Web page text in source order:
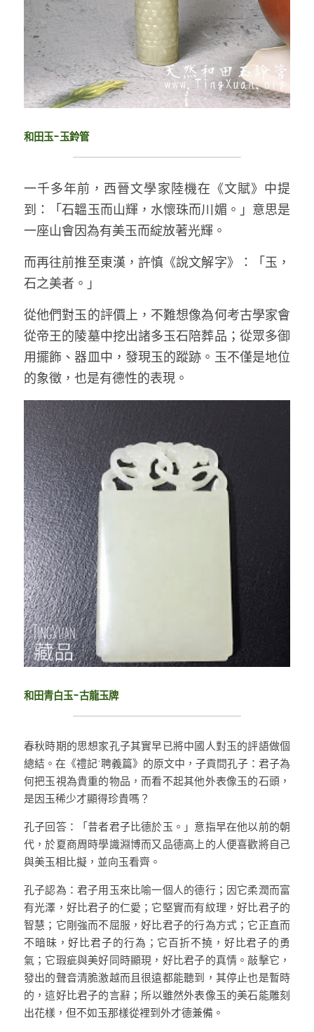
和田玉-玉鈴管
一千多年前，西晉文學家陸機在《文賦》中提
到：「石韞玉而山輝，水懷珠而川媚。」意思是
一座山會因為有美玉而綻放著光輝。
而再往前推至東漢，許慎《說文解字》：「玉，
石之美者。」
從他們對玉的評價上，不難想像為何考古學家會
從帝王的陵墓中挖出諸多玉石陪葬品；從眾多御
用擺飾、器皿中，發現玉的蹤跡。玉不僅是地位
的象徵，也是有德性的表現。
和田青白玉-古龍玉牌
春秋時期的思想家孔子其實早已將中國人對玉的評語做個
總結。在《禮記˙聘義篇》的原文中，子貢問孔子：君子為
何把玉視為貴重的物品，而看不起其他外表像玉的石頭，
是因玉稀少才顯得珍貴嗎？
孔子回答：「昔者君子比德於玉。」意指早在他以前的朝
代，於夏商周時學識淵博而又品德高上的人便喜歡將自己
與美玉相比擬，並向玉看齊。
孔子認為：君子用玉來比喻一個人的德行；因它柔潤而富
有光澤，好比君子的仁愛；它堅實而有紋理，好比君子的
智慧；它剛強而不屈服，好比君子的行為方式；它正直而
不暗昧，好比君子的行為；它百折不撓，好比君子的勇
氣；它瑕疵與美好同時顯現，好比君子的真情。敲擊它，
發出的聲音清脆激越而且很遠都能聽到，其停止也是暫時
的，這好比君子的言辭；所以雖然外表像玉的美石能雕刻
出花樣，但不如玉那樣從裡到外才德兼備。